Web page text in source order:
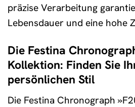
präzise Verarbeitung
Lebensdauer und eine hohe
Die Festina
Kollektion: Finden Sie
persönlichen Stil
Die Festina Chronograph